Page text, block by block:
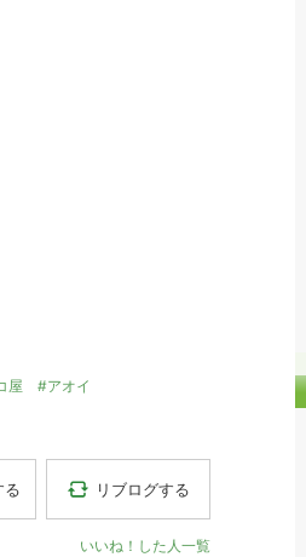
屋 #アオイ
る リブログする
いいね！した人一覧